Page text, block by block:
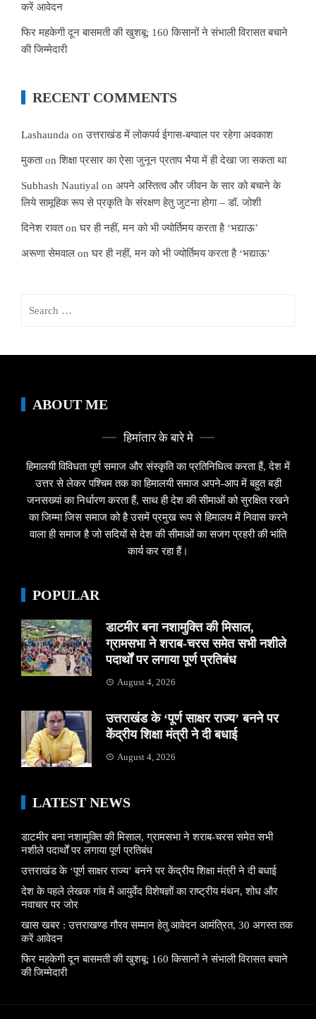
करें आवेदन
फिर महकेगी दून बासमती की खुशबू: 160 किसानों ने संभाली विरासत बचाने
की जिम्मेदारी
RECENT COMMENTS
Lashaunda onउत्तराखंड में लोकपर्व ईगास-बग्वाल पर रहेगा अवकाश
मुकताonशिक्षा प्रसार का ऐसा जुनून प्रताप भैया में ही देखा जा सकता था
Subhash Nautiyal on अपने अस्तित्व और जीवन के सार को बचाने के
लिये सामूहिक रूप से प्रकृति के संरक्षण हेतु जुटना होगा – डॉ. जोशी
दिनेश रावतonघर ही नहीं, मन को भी ज्योर्तिमय करता है ‘भद्याऊ’
अरूणा सेमवाल onघर ही नहीं, मन को भी ज्योर्तिमय करता है ‘भद्याऊ’
ABOUT ME
हिमांतार के बारे मे
हिमालयी विविधता पूर्ण समाज और संस्कृति का प्रतिनिधित्व करता हैं, देश में
उत्तर से लेकर पश्चिम तक का हिमालयी समाज अपने-आप में बहुत बड़ी
जनसख्यां का निर्धारण करता हैं, साथ ही देश की सीमाओं को सुरक्षित रखने
का जिम्मा जिस समाज को है उसमें प्रमुख रूप से हिमालय में निवास करने
वाला ही समाज है जो सदियों से देश की सीमाओं का सजग प्रहरी की भांति
कार्य कर रहा हैं।
POPULAR
डाटमीर बना नशामुक्ति की मिसाल,
ग्रामसभा ने शराब-चरस समेत सभी नशीले
पदार्थों पर लगाया पूर्ण प्रतिबंध
August 4, 2026
उत्तराखंड के ‘पूर्ण साक्षर राज्य’ बनने पर
केंद्रीय शिक्षा मंत्री ने दी बधाई
August 4, 2026
LATEST NEWS
डाटमीर बना नशामुक्ति की मिसाल, ग्रामसभा ने शराब-चरस समेत सभी
नशीले पदार्थों पर लगाया पूर्ण प्रतिबंध
उत्तराखंड के ‘पूर्ण साक्षर राज्य’ बनने पर केंद्रीय शिक्षा मंत्री ने दी बधाई
देश के पहले लेखक गांव में आयुर्वेद विशेषज्ञों का राष्ट्रीय मंथन, शोध और
नवाचार पर जोर
खास खबर : उत्तराखण्ड गौरव सम्मान हेतु आवेदन आमंत्रित, 30 अगस्त तक
करें आवेदन
फिर महकेगी दून बासमती की खुशबू: 160 किसानों ने संभाली विरासत बचाने
की जिम्मेदारी